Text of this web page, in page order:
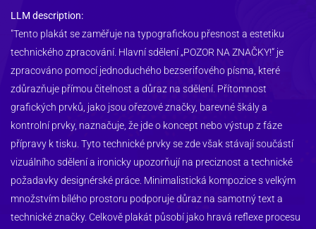
LLM description:
"Tento plakát se zaměřuje na typografickou přesnost a estetiku
technického zpracování. Hlavní sdělení „POZOR NA ZNAČKY!“ je
zpracováno pomocí jednoduchého bezserifového písma, které
zdůrazňuje přímou čitelnost a důraz na sdělení. Přítomnost
grafických prvků, jako jsou ořezové značky, barevné škály a
kontrolní prvky, naznačuje, že jde o koncept nebo výstup z fáze
přípravy k tisku. Tyto technické prvky se zde však stávají součástí
vizuálního sdělení a ironicky upozorňují na preciznost a technické
požadavky designérské práce. Minimalistická kompozice s velkým
množstvím bílého prostoru podporuje důraz na samotný text a
technické značky. Celkově plakát působí jako hravá reflexe procesu